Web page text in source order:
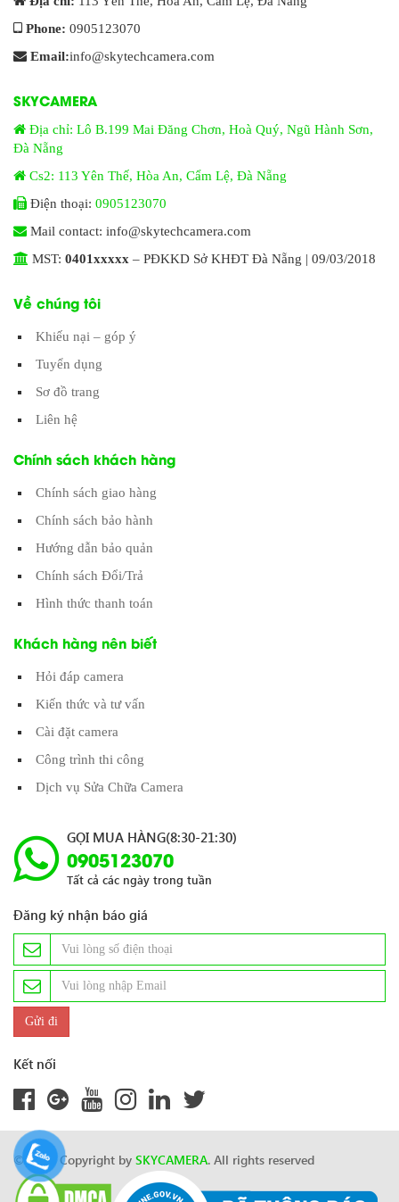
Phone: 0905123070
Email:info@skytechcamera.com
SKYCAMERA
Địa chỉ: Lô B.199 Mai Đăng Chơn, Hoà Quý, Ngũ Hành Sơn,
Đà Nẵng
Cs2: 113 Yên Thế, Hòa An, Cẩm Lệ, Đà Nẵng
Điện thoại: 0905123070
Mail contact: info@skytechcamera.com
MST: 0401xxxxx – PĐKKD Sở KHĐT Đà Nẵng | 09/03/2018
Về chúng tôi
Khiếu nại – góp ý
Tuyển dụng
Sơ đồ trang
Liên hệ
Chính sách khách hàng
Chính sách giao hàng
Chính sách bảo hành
Hướng dẫn bảo quản
Chính sách Đổi/Trả
Hình thức thanh toán
Khách hàng nên biết
Hỏi đáp camera
Kiến thức và tư vấn
Cài đặt camera
Công trình thi công
Dịch vụ Sửa Chữa Camera
GỌI MUA HÀNG(8:30-21:30)
0905123070
Tất cả các ngày trong tuần
Đăng ký nhận báo giá
Kết nối
© 2024 Copyright by SKYCAMERA. All rights reserved